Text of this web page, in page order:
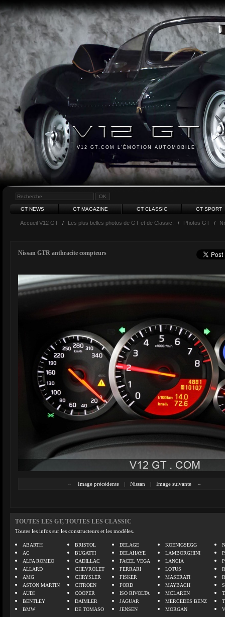
V12 GT.COM L'ÉMOTION AUTOMOBILE
GT NEWS GT MAGAZINE GT CLASSIC GT SPORT
Accueil V12 GT / Les plus belles photos de GT et de Classic. / Photos GT /
Nissan GTR anthracite compteurs
« Image précédente | Nissan | Image suivante »
TOUTES LES GT, TOUTES LES CLASSIC
Toutes les infos sur les constructeurs et les modèles.
ABARTH
AC
ALFA ROMEO
ALLARD
AMG
ASTON MARTIN
AUDI
BENTLEY
BMW
BRISTOL
BUGATTI
CADILLAC
CHEVROLET
CHRYSLER
CITROEN
COOPER
DAIMLER
DE TOMASO
DELAGE
DELAHAYE
FACEL VEGA
FERRARI
FISKER
FORD
ISO RIVOLTA
JAGUAR
JENSEN
KOENIGSEGG
LAMBORGHINI
LANCIA
LOTUS
MASERATI
MAYBACH
MCLAREN
MERCEDES BENZ
MORGAN